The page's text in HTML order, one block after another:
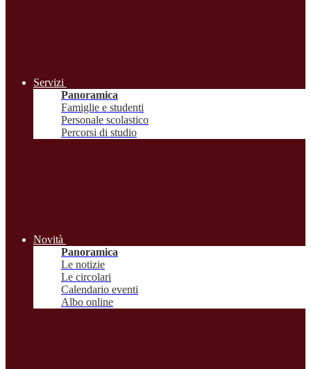
Servizi
Panoramica
Famiglie e studenti
Personale scolastico
Percorsi di studio
Novità
Panoramica
Le notizie
Le circolari
Calendario eventi
Albo online